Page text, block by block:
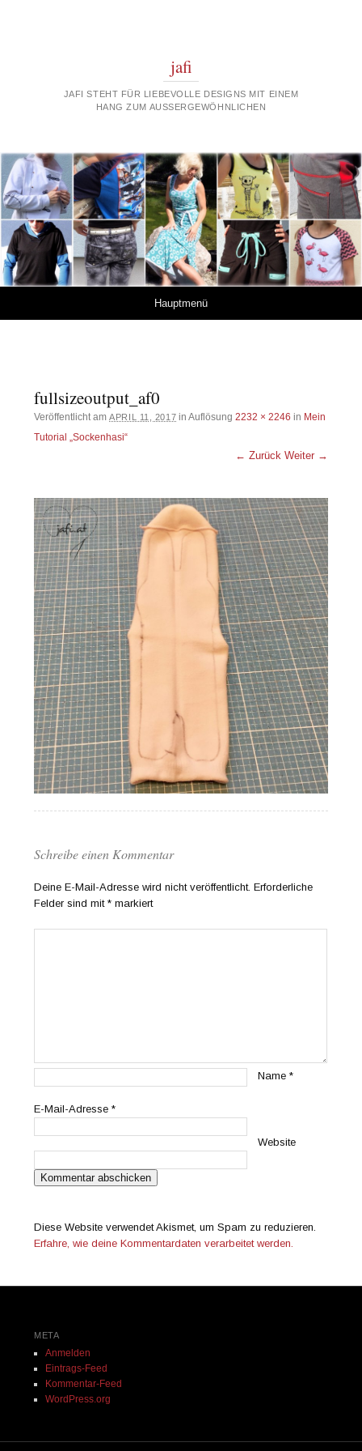
jafi
JAFI STEHT FÜR LIEBEVOLLE DESIGNS MIT EINEM
HANG ZUM AUSSERGEWÖHNLICHEN
Hauptmenü
fullsizeoutput_af0
Veröffentlicht amAPRIL 11, 2017 in Auflösung2232 × 2246 in Mein
Tutorial „Sockenhasi“
← Zurück Weiter →
Schreibe einen Kommentar
Deine E-Mail-Adresse wird nicht veröffentlicht. Erforderliche
Felder sind mit* markiert
Name*
E-Mail-Adresse*
Website
Diese Website verwendet Akismet, um Spam zu reduzieren.
Erfahre, wie deine Kommentardaten verarbeitet werden.
META
Anmelden
Eintrags-Feed
Kommentar-Feed
WordPress.org